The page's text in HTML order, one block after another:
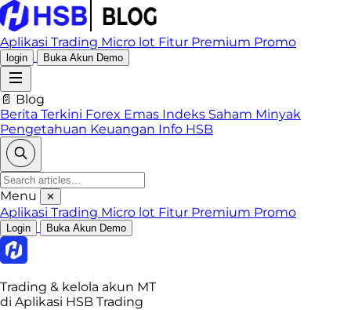
Aplikasi Trading Micro lot Fitur Premium Promo
login Buka Akun Demo
📄 Blog
Berita Terkini Forex Emas Indeks Saham Minyak
Pengetahuan Keuangan Info HSB
Menu ✕
Aplikasi Trading Micro lot Fitur Premium Promo
Login Buka Akun Demo
Trading & kelola akun MT
di Aplikasi HSB Trading